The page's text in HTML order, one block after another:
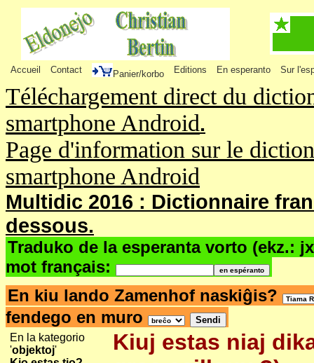
Accueil Contact Panier/korbo Editions En esperanto Sur
Téléchargement direct du
smartphone Android.
Page d'information sur le
smartphone Android
Multidic 2016 : Dictionnaire
dessous.
Traduko de la esperanta vorto (ekz.:
mot français:
En kiu lando Zamenhof naskiĝis?
fendego en muro
En la kategorio
'objektoj'
Kiuj estas niaj